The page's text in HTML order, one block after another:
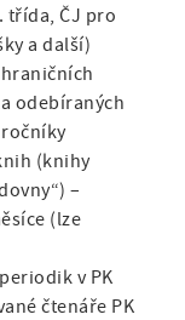
třída, ČJ pro
a další)
odebíraných
(knihy
–
(lze
v PK
čtenáře PK